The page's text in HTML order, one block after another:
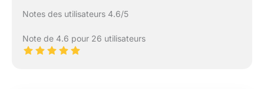
Notes des utilisateurs 4.6/5
Note de 4.6 pour 26 utilisateurs